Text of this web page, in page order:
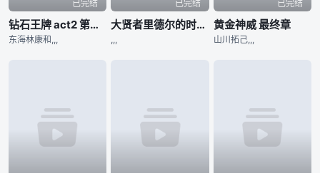
已完结
钻石王牌 act2 第二季
东海林康和,,,
已完结
大贤者里德尔的时空逆行
,,,
已完结
黄金神威 最终章
山川拓己,,,